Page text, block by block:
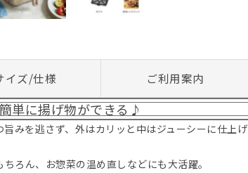
イズ/仕様 ご利用案内
単に揚げ物ができる♪
みを逃さず、外はカリッと中はジューシーに仕上げ
ろん、お惣菜の温め直しなどにも大活躍。